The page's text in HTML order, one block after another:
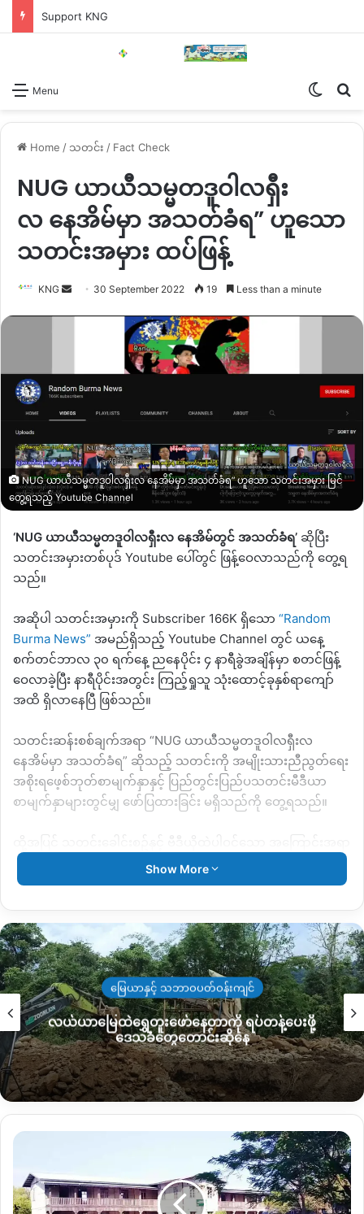
Support KNG
Menu
Home / သတင်း / Fact Check
NUG ယာယီသမ္မတဒူဝါလရှီး
လ နေအိမ်မှာ အသတ်ခံရ” ဟူသော
သတင်းအမှား ထပ်ဖြန့်
KNG
Send 30 September 2022 19 Less than a minute
NUG ယာယီသမ္မတဒူဝါလရှီးလ နေအိမ်မှာ အသတ်ခံရ” ဟူသော သတင်းအမှား မြင်
တွေ့ရသည့် Youtube Channel
‘NUG ယာယီသမ္မတဒူဝါလရှီးလ နေအိမ်တွင် အသတ်ခံရ’ ဆိုပြီး
သတင်းအမှားတစ်ပုဒ် Youtube ပေါ်တွင် ဖြန့်ဝေလာသည်ကို တွေ့ရ
သည်။
အဆိုပါ သတင်းအမှားကို Subscriber 166K ရှိသော “Random
Burma News” အမည်ရှိသည့် Youtube Channel တွင် ယနေ့
စက်တင်ဘာလ ၃၀ ရက်နေ့ ညနေပိုင်း ၄ နာရီခွဲအချိန်မှာ စတင်ဖြန့်
ဝေလာခဲ့ပြီး နာရီပိုင်းအတွင်း ကြည့်ရှုသူ သုံးထောင့်ခုနှစ်ရာကျော်
အထိ ရှိလာနေပြီ ဖြစ်သည်။
သတင်းဆန်းစစ်ချက်အရာ “NUG ယာယီသမ္မတဒူဝါလရှီးလ
နေအိမ်မှာ အသတ်ခံရ” ဆိုသည့် သတင်းကို အမျိုးသားညီညွတ်ရေး
အစိုးရဖေ့စ်ဘုတ်စာမျက်နှာနှင့် ပြည်တွင်းပြည်ပသတင်းမီဒီယာ
စာမျက်နှာများတွင်မျှ ဖော်ပြထားခြင်း မရှိသည်ကို တွေ့ရသည်။
သည် တူညီမှုမရှိသည်ကိုလည်း တွေ့ရသည်။
သမ္မတနေအိမ်အတွင်း အသတ်ခံရ”ဆိုသည့် သတင်း
အကြောင်းအရာမဟုတ်ပဲ“ရန်ကုန်မြို့လယ်ခေါင် ပန်းပဲတန်းမြို့နယ်
တွင် မဟာသိန်တော်ကြီးအနီးတွင် ပစ်ခတ်မှုဖြင့် စစ်တပ်၊ ရဲနှင့်
ဆေးရုံ ကားများရောက်လာပြီး ဆူးလေအထိ မဟာဗန္ဒုလလမ်းမကြီး
ကို စစ်တပ်ကလမ်းပိတ်စို့” ဆိုသည့် အကြောင်းရာသာ ဖြစ်နေသည်
ကို တွေ့ရပါသည်။
ထို့ကြောင့် ‘အမျိုးသားညီညွတ်ရေးအစိုးရ ယာယီသမ္မတဒူဝါလရှီးလ
နေအိမ်မှာ အသတ်ခံရတယ်’ ဆိုသော အကြောင်းအရာသည် ဝါဒဖြန့်
သတင်းအမှားတစ်ခုသာ ဖြစ်သည်ကို တွေ့မြင်နိုင်သည်။
ယခုလို ကြည်ရှုသူများစိတ်ဝင်စားအောင် သတင်းခေါင်းစဉ်အမှား
များဖြင့် သတင်းဗီဒီယိုများပြုလုပ်ပြီး ရည်ရွယ်ချက်ရှိရှိ ဖြန့်ဝေနေ
ခြင်းမှာYouTubeမှ ဝင်ငွေရှာဖွေနေခြင်းသာဖြစ်သည်။
Show More
မြေယာနှင့် သဘာဝပတ်ဝန်းကျင်
လယ်ယာမြေထဲရွှေတူးဖော်နေတာကို ရပ်တန့်ပေးဖို့
ဒေသခံတွေတောင်းဆိုနေ
မုန်း
ပါ ကျေးရွာ
အတွင်း
စစ်